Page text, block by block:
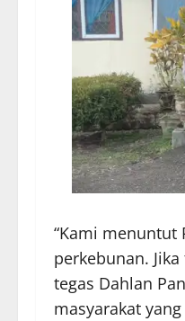
“Kami menuntut
perkebunan.
tegas Dahlan
masyarakat